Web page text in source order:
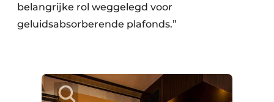
belangrijke rol weggelegd voor
geluidsabsorberende plafonds.”